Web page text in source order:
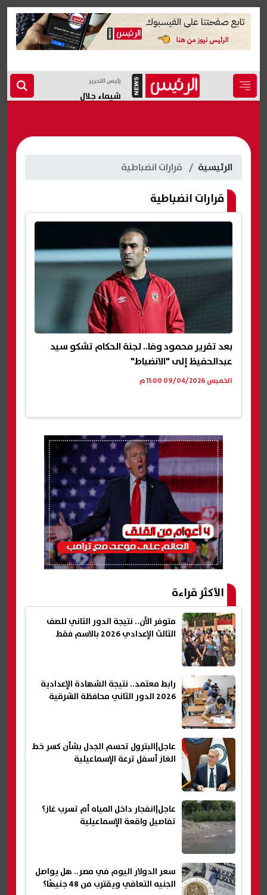
رئيس التحرير
شيماء جلال
الرئيسية قرارات انضباطية
قرارات انضباطية
بعد تقرير محمود وفا.. لجنة الحكام تشكو سيد
عبدالحفيظ إلى "الانضباط"
الخميس 09/04/2026 11:00 م
الأكثر قراءة
متوفر الآن.. نتيجة الدور الثاني للصف
الثالث الإعدادي 2026 بالاسم فقط
رابط معتمد.. نتيجة الشهادة الإعدادية
2026 الدور الثاني محافظة الشرقية
عاجل|البترول تحسم الجدل بشأن كسر خط
الغاز أسفل ترعة الإسماعيلية
عاجل|انفجار داخل المياه أم تسرب غاز؟
تفاصيل واقعة الإسماعيلية
سعر الدولار اليوم في مصر.. هل يواصل
الجنيه التعافي ويقترب من 48 جنيهًا؟